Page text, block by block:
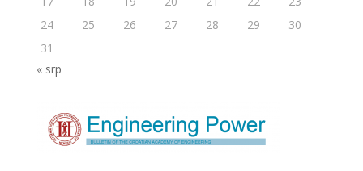
24
25 26 27 28 29
30
31
« srp